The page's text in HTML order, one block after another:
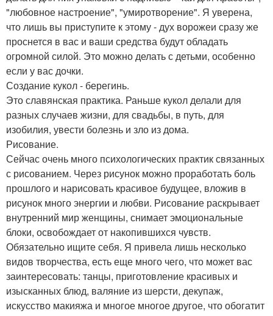
"любовное настроение", "умиротворение". Я уверена,
что лишь вы приступите к этому - дух ворожеи сразу же
проснется в вас и ваши средства будут обладать
огромной силой. Это можно делать с детьми, особенно
если у вас дочки.
Создание кукол - берегинь.
Это славянская практика. Раньше кукол делали для
разных случаев жизни, для свадьбы, в путь, для
изобилия, увести болезнь и зло из дома.
Рисование.
Сейчас очень много психологических практик связанных
с рисованием. Через рисунок можно проработать боль
прошлого и нарисовать красивое будущее, вложив в
рисунок много энергии и любви. Рисование раскрывает
внутренний мир женщины, снимает эмоциональные
блоки, освобождает от накопившихся чувств.
Обязательно ищите себя. Я привела лишь несколько
видов творчества, есть еще много чего, что может вас
заинтересовать: танцы, приготовление красивых и
изысканных блюд, валяние из шерсти, декупаж,
искусство макияжа и многое многое другое, что обогатит